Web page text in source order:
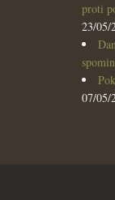
proti
23/05/
07/05/